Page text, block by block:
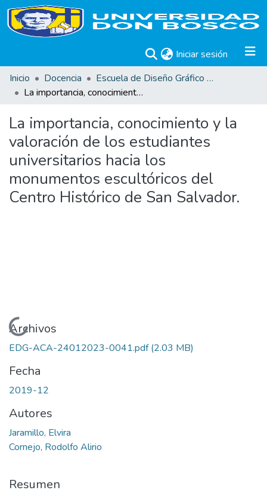
Iniciar sesión (current)
Inicio
Docencia
Escuela de Diseño Gráfico e Industrial
La importancia, conocimiento y la valoración de los estudiantes universitarios hacia los monumentos escultóricos del Centro Histórico de San Salvador.
La importancia, conocimiento y la
valoración de los estudiantes
universitarios hacia los
monumentos escultóricos del
Centro Histórico de San Salvador.
Cargando...
Archivos
EDG-ACA-24012023-0041.pdf(2.03 MB)
Fecha
2019-12
Autores
Jaramillo, Elvira
Cornejo, Rodolfo Alirio
Resumen